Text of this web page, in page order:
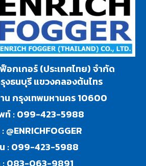
อกเกอร์ (ประเทศไทย) จำกัด
งธนบุรี แขวงคลองต้นไทร
น กรุงเทพมหานคร 10600
ท์ :099-423-5988
:@ENRICHFOGGER
:099-423-5988